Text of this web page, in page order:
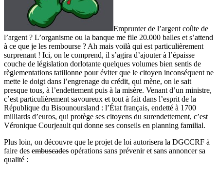
Emprunter de l’argent coûte de
l’argent ? L’organisme ou la banque me file 20.000 balles et s’attend
à ce que je les rembourse ? Ah mais voilà qui est particulièrement
surprenant ! Ici, on le comprend, il s’agira d’ajouter à l’épaisse
couche de législation dorlotante quelques volumes bien sentis de
règlementations tatillonne pour éviter que le citoyen inconséquent ne
mette le doigt dans l’engrenage du crédit, qui mène, on le sait
presque tous, à l’endettement puis à la misère. Venant d’un ministre,
c’est particulièrement savoureux et tout à fait dans l’esprit de la
République du Bisounoursland : l’État français, endetté à 1700
milliards d’euros, qui protège ses citoyens du surendettement, c’est
Véronique Courjeault qui donne ses conseils en planning familial.
Plus loin, on découvre que le projet de loi autorisera la DGCCRF à
faire des embuscades opérations sans prévenir et sans annoncer sa
qualité :